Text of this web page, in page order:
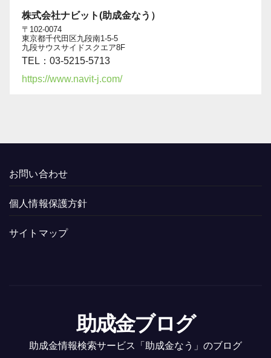
株式会社ナビット(助成金なう）
〒102-0074
東京都千代田区九段南1-5-5
九段サウスサイドスクエア8F
TEL：03-5215-5713
https://www.navit-j.com/
お問い合わせ
個人情報保護方針
サイトマップ
助成金ブログ
助成金情報検索サービス「助成金なう」のブログ